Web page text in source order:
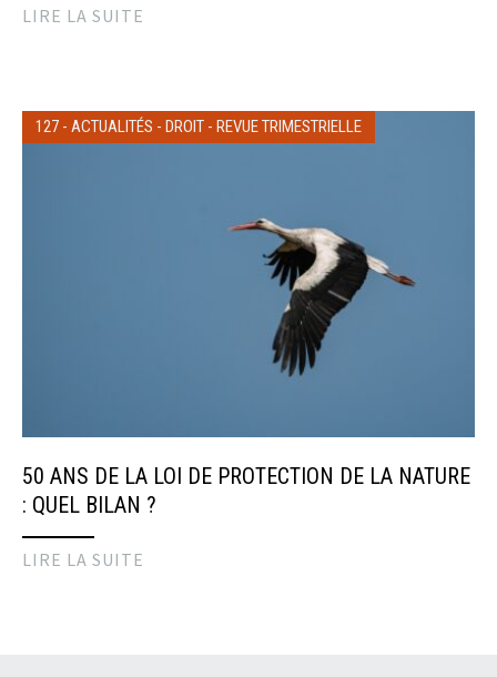
LIRE LA SUITE
127 - ACTUALITÉS - DROIT - REVUE TRIMESTRIELLE
50 ANS DE LA LOI DE PROTECTION DE LA NATURE
: QUEL BILAN ?
LIRE LA SUITE